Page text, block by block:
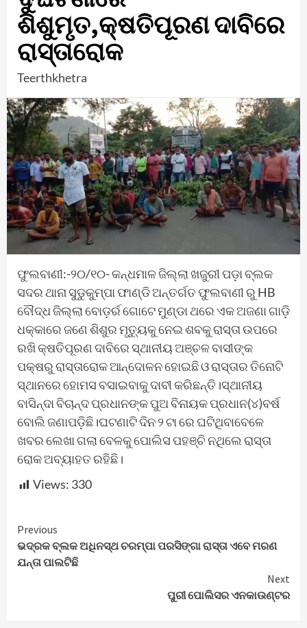
ଶିଶୁମୃତ,କ୍ଷତିପୂରଣ ଦାବିରେ
ରାସ୍ତାରୋକ
Teerthkhetra
ଫୁଲବାଣୀ:-୨୦/୧୦- କନ୍ଧମାଳ ଜିଲ୍ଲା ଖଜୁରୀ ପଡ଼ା ବ୍ଲକ
ସଦର ଥାନା ସୁଡୁକୁମ୍ପା ଫାଣ୍ଡି ଅନ୍ତର୍ଗତ ଫୁଲବାଣୀ ରୁ HB
ବୌଦ୍ଧ ଜିଲ୍ଲା ବୋଡ଼ର୍ର ଗୋଟେ ମୁଣ୍ଡା ଥରେ ଏକ ଅଜଣା ଗାଡ଼ି
ଧକ୍କାରେ ଜଣେ ଶିଶୁର ମୃତ୍ୟୁକୁ ନେଇ ଶବକୁ ରାସ୍ତା ଉପରେ
ରଖି କ୍ଷତିପୂରଣ ଦାବିରେ ସ୍ଥାନୀୟ ଅଞ୍ଚଳ ବାସୀଙ୍କ
ପକ୍ଷରୁ ରାସ୍ତାରୋକ ଆନ୍ଦୋଳନ ହୋଇଛି ଓ ରାସ୍ତାର ତିନୋଟି
ସ୍ଥାନରେ ହୋମସ ବସାଇବାକୁ ଦାବୀ କରିଛନ୍ତି।ସ୍ଥାନୀୟ
ବାସିନ୍ଦା ବିଚାନ୍ଦ ପ୍ରଧାନଙ୍କ ପୁଅ ବିନାୟକ ପ୍ରଧାନ(୪)ବର୍ଷ
ବୋଲି ଜଣାପଡ଼ିଛି।ଘଟଣାଟି ଦିନ ୨ ଟା ରେ ଘଟିଥିବାବେଳେ
ଖବର ଲେଖା ଗଲା ବେଳକୁ ପୋଲିସ ପହଞ୍ଚି ନଥିଲେ ରାସ୍ତା
ରୋକ ଅବ୍ୟାହତ ରହିଛି।
Views: 330
Continue
Reading
Previous
ଭଦ୍ରକ ବ୍ଲକ ଅଧିନସ୍ଥ ଚରମ୍ପା ପରସିଙ୍ଗା ରାସ୍ତା ଏବେ ମରଣ
ଯନ୍ତା ପାଲଟିଛି
Next
ପୁରୀ ପୋଲିସର ଏନକାଉଣ୍ଟର